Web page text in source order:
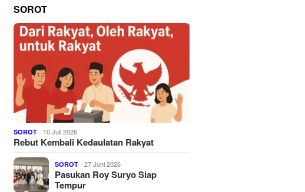
SOROT
SOROT 10 Juli 2026
Rebut Kembali Kedaulatan Rakyat
SOROT 27 Juni 2026
Pasukan Roy Suryo Siap
Tempur